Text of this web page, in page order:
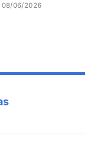
08/06/2026